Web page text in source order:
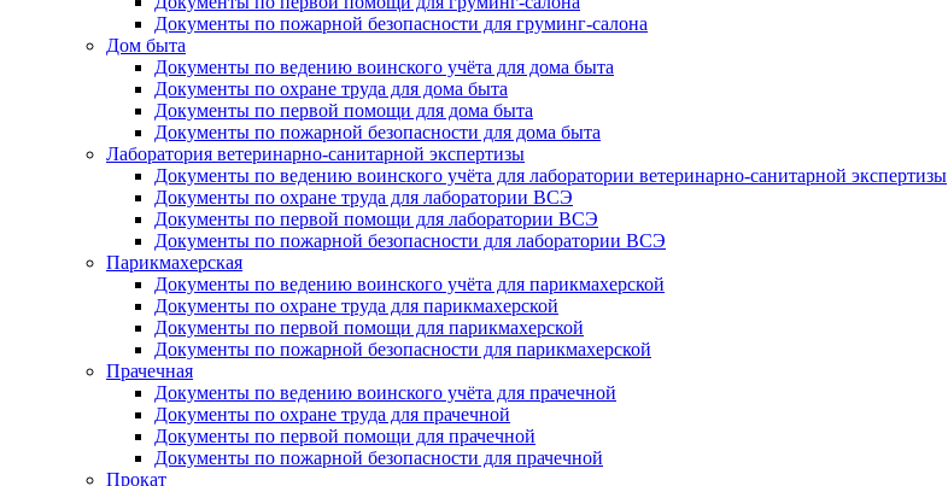
Документы по пожарной безопасности для груминг-салона
Дом быта
Документы по ведению воинского учёта для дома быта
Документы по охране труда для дома быта
Документы по первой помощи для дома быта
Документы по пожарной безопасности для дома быта
Лаборатория ветеринарно-санитарной экспертизы
Документы по ведению воинского учёта для лаборатории ветеринарно-санитарной экспертизы
Документы по охране труда для лаборатории ВСЭ
Документы по первой помощи для лаборатории ВСЭ
Документы по пожарной безопасности для лаборатории ВСЭ
Парикмахерская
Документы по ведению воинского учёта для парикмахерской
Документы по охране труда для парикмахерской
Документы по первой помощи для парикмахерской
Документы по пожарной безопасности для парикмахерской
Прачечная
Документы по ведению воинского учёта для прачечной
Документы по охране труда для прачечной
Документы по первой помощи для прачечной
Документы по пожарной безопасности для прачечной
Прокат